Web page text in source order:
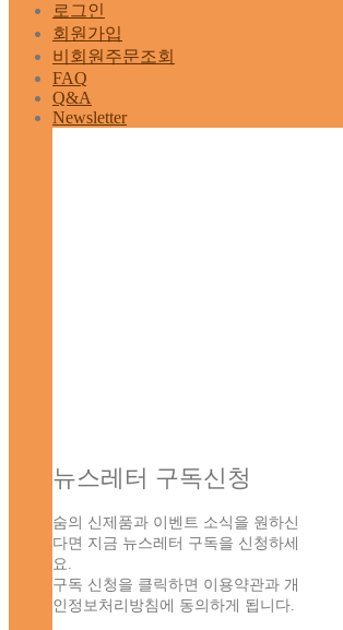
로그인
회원가입
비회원주문조회
FAQ
Q&A
Newsletter
뉴스레터 구독신청
숨의 신제품과 이벤트 소식을 원하신
다면 지금 뉴스레터 구독을 신청하세
요.
구독 신청을 클릭하면 이용약관과 개
인정보처리방침에 동의하게 됩니다.